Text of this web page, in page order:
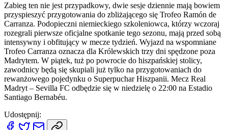
Zabieg ten nie jest przypadkowy, dwie sesje dziennie mają bowiem
przyspieszyć przygotowania do zbliżającego się Trofeo Ramón de
Carranza. Podopieczni niemieckiego szkoleniowca, którzy wczoraj
rozegrali pierwsze oficjalne spotkanie tego sezonu, mają przed sobą
intensywny i obfitujący w mecze tydzień. Wyjazd na wspomniane
Trofeo Carranza oznacza dla Królewskich trzy dni spędzone poza
Madrytem. W piątek, tuż po powrocie do hiszpańskiej stolicy,
zawodnicy będą się skupiali już tylko na przygotowaniach do
rewanżowego pojedynku o Superpuchar Hiszpanii. Mecz Real
Madryt – Sevilla FC odbędzie się w niedzielę o 22:00 na Estadio
Santiago Bernabéu.
Udostępnij: